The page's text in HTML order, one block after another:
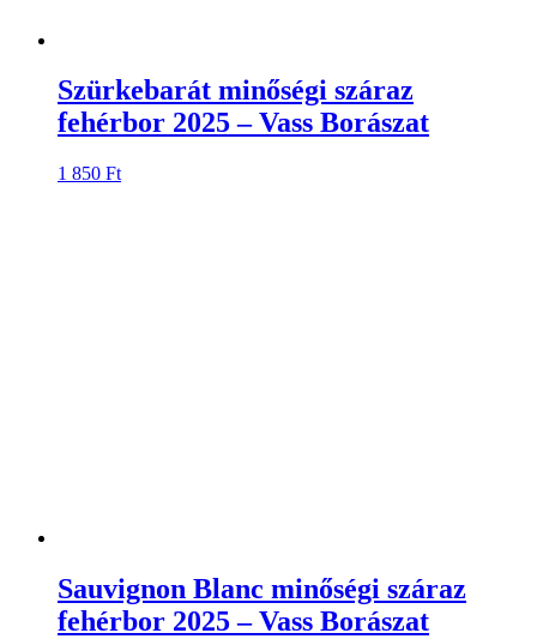
Szürkebarát minőségi száraz
fehérbor 2025 – Vass Borászat
1 850 Ft
Sauvignon Blanc minőségi száraz
fehérbor 2025 – Vass Borászat